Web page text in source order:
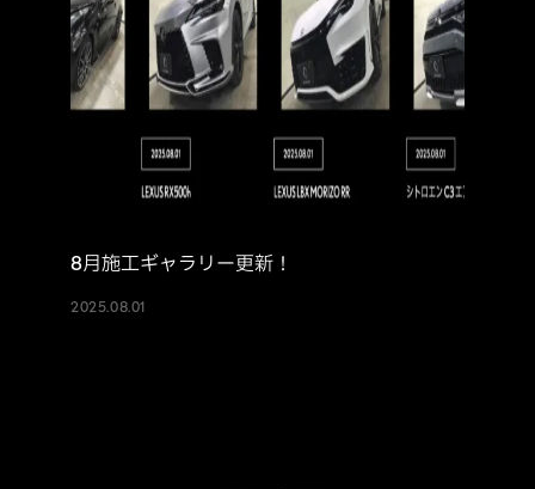
8月施工ギャラリー更新！
2025.08.01